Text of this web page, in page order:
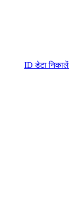
ID डेटा निकालें